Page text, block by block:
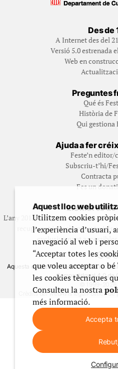
Des de
A Internet des del
Versió 5.0 estrenada
Web en
Preguntes
Qué és
Història de
Qui gestiona
Ajuda a fer
Feste’n
Subscriu-t’hi/
Contracta
Fes un
Els llibres
L’any 2012 vam posar en marxa una
recuperant i ampliant materials
exclusivament
Aquesta obra està subjecta a una
CompartirIgual 4.0 de
© 1999-2026
Crèdits del webAvís legalPolítica de
Aquest lloc web
Utilitzem cookies
l’experiència
navegació al web i
“Acceptar totes les
que voleu acceptar o
les cookies tècniques
Consulteu la nostra
més informació.
Accepta